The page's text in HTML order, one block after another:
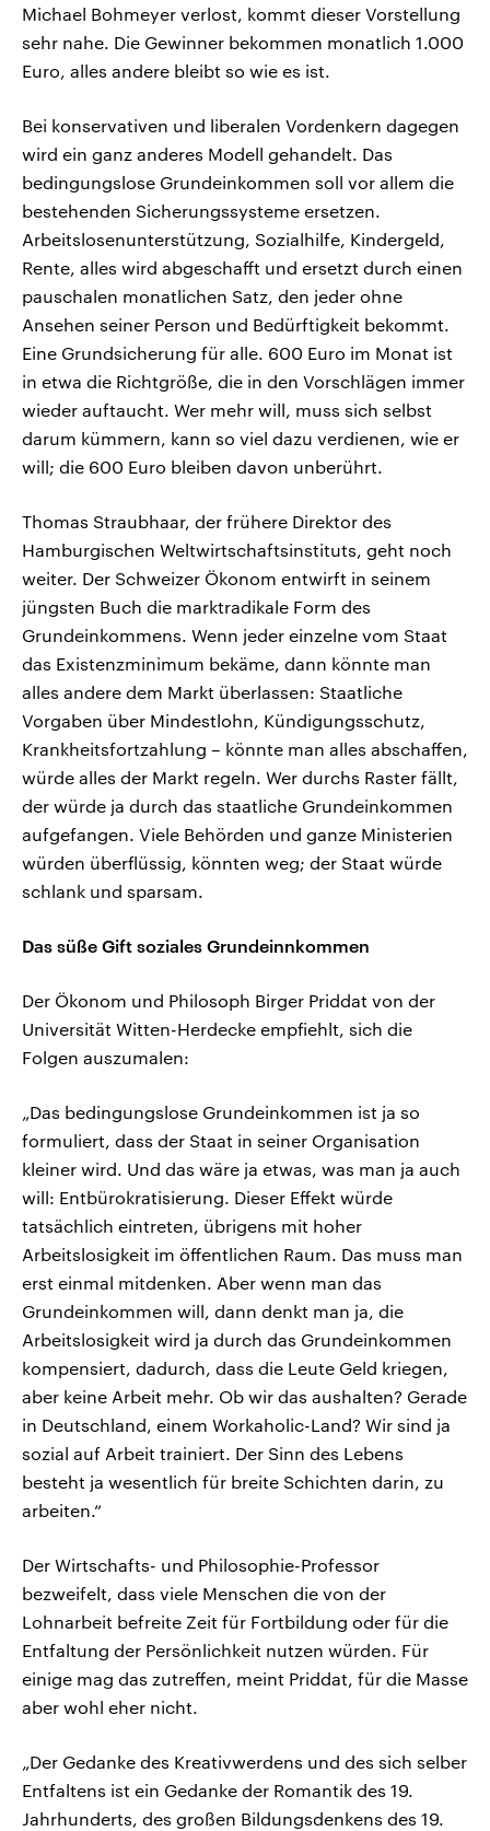
Michael Bohmeyer verlost, kommt dieser Vorstellung
sehr nahe. Die Gewinner bekommen monatlich 1.000
Euro, alles andere bleibt so wie es ist.
Bei konservativen und liberalen Vordenkern dagegen
wird ein ganz anderes Modell gehandelt. Das
bedingungslose Grundeinkommen soll vor allem die
bestehenden Sicherungssysteme ersetzen.
Arbeitslosenunterstützung, Sozialhilfe, Kindergeld,
Rente, alles wird abgeschafft und ersetzt durch einen
pauschalen monatlichen Satz, den jeder ohne
Ansehen seiner Person und Bedürftigkeit bekommt.
Eine Grundsicherung für alle. 600 Euro im Monat ist
in etwa die Richtgröße, die in den Vorschlägen immer
wieder auftaucht. Wer mehr will, muss sich selbst
darum kümmern, kann so viel dazu verdienen, wie er
will; die 600 Euro bleiben davon unberührt.
Thomas Straubhaar, der frühere Direktor des
Hamburgischen Weltwirtschaftsinstituts, geht noch
weiter. Der Schweizer Ökonom entwirft in seinem
jüngsten Buch die marktradikale Form des
Grundeinkommens. Wenn jeder einzelne vom Staat
das Existenzminimum bekäme, dann könnte man
alles andere dem Markt überlassen: Staatliche
Vorgaben über Mindestlohn, Kündigungsschutz,
Krankheitsfortzahlung – könnte man alles abschaffen,
würde alles der Markt regeln. Wer durchs Raster fällt,
der würde ja durch das staatliche Grundeinkommen
aufgefangen. Viele Behörden und ganze Ministerien
würden überflüssig, könnten weg; der Staat würde
schlank und sparsam.
Das süße Gift soziales Grundeinnkommen
Der Ökonom und Philosoph Birger Priddat von der
Universität Witten-Herdecke empfiehlt, sich die
Folgen auszumalen:
„Das bedingungslose Grundeinkommen ist ja so
formuliert, dass der Staat in seiner Organisation
kleiner wird. Und das wäre ja etwas, was man ja auch
will: Entbürokratisierung. Dieser Effekt würde
tatsächlich eintreten, übrigens mit hoher
Arbeitslosigkeit im öffentlichen Raum. Das muss man
erst einmal mitdenken. Aber wenn man das
Grundeinkommen will, dann denkt man ja, die
Arbeitslosigkeit wird ja durch das Grundeinkommen
kompensiert, dadurch, dass die Leute Geld kriegen,
aber keine Arbeit mehr. Ob wir das aushalten? Gerade
in Deutschland, einem Workaholic-Land? Wir sind ja
sozial auf Arbeit trainiert. Der Sinn des Lebens
besteht ja wesentlich für breite Schichten darin, zu
arbeiten.“
Der Wirtschafts- und Philosophie-Professor
bezweifelt, dass viele Menschen die von der
Lohnarbeit befreite Zeit für Fortbildung oder für die
Entfaltung der Persönlichkeit nutzen würden. Für
einige mag das zutreffen, meint Priddat, für die Masse
aber wohl eher nicht.
„Der Gedanke des Kreativwerdens und des sich selber
Entfaltens ist ein Gedanke der Romantik des 19.
Jahrhunderts, des großen Bildungsdenkens des 19.